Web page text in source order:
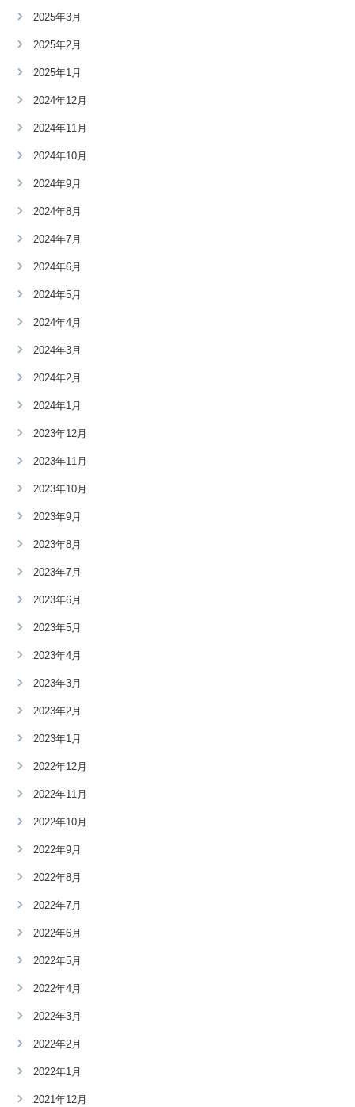
2025年3月
2025年2月
2025年1月
2024年12月
2024年11月
2024年10月
2024年9月
2024年8月
2024年7月
2024年6月
2024年5月
2024年4月
2024年3月
2024年2月
2024年1月
2023年12月
2023年11月
2023年10月
2023年9月
2023年8月
2023年7月
2023年6月
2023年5月
2023年4月
2023年3月
2023年2月
2023年1月
2022年12月
2022年11月
2022年10月
2022年9月
2022年8月
2022年7月
2022年6月
2022年5月
2022年4月
2022年3月
2022年2月
2022年1月
2021年12月